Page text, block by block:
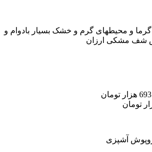
و محیطهای گرم و خشک بسیار بادوام و
شف مشکی ارزان
روپوش آشپزی